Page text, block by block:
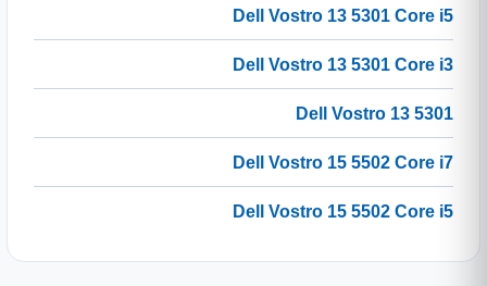
Dell Vostro 13 5301 Core i5
Dell Vostro 13 5301 Core i3
Dell Vostro 13 5301
Dell Vostro 15 5502 Core i7
Dell Vostro 15 5502 Core i5